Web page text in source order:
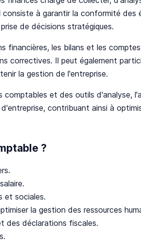
consiste à garantir la conformité
de décisions stratégiques.
financières, les bilans et les
correctives. Il peut également
la gestion de l'entreprise.
comptables et des outils
contribuant ainsi à
?
et sociales.
la gestion des ressources
des déclarations fiscales.